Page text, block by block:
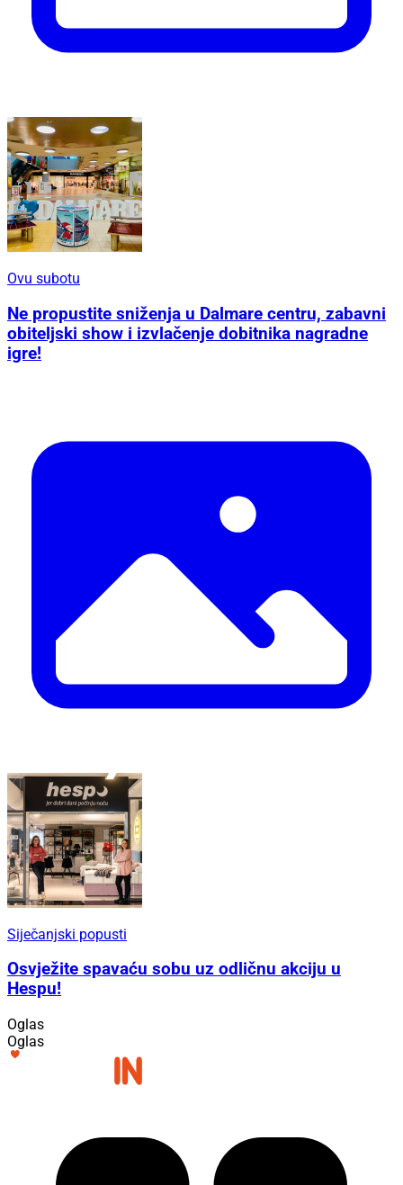
Ovu subotu
Ne propustite sniženja u Dalmare centru, zabavni
obiteljski show i izvlačenje dobitnika nagradne
igre!
Siječanjski popusti
Osvježite spavaću sobu uz odličnu akciju u
Hespu!
Oglas
Oglas